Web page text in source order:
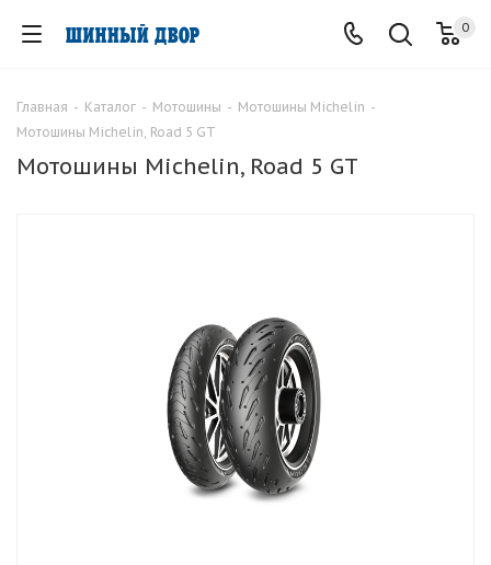
0
Главная - Каталог - Мотошины - Мотошины Michelin -
Мотошины Michelin, Road 5 GT
Мотошины Michelin, Road 5 GT